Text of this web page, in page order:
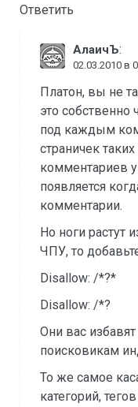
Ответить
АлаичЪ:
02.03.2010 в
Платон, вы не
это собственно
под каждым
страничек
комментариев
появляется
комментарии.
Но ноги растут
ЧПУ, то
Disallow: /*?*
Disallow: /*?
Они вас
поисковикам
То же самое
категорий,